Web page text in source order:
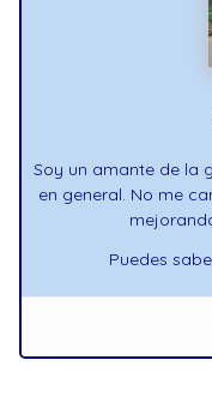
Soy un amante de la
en general. No me
Puedes